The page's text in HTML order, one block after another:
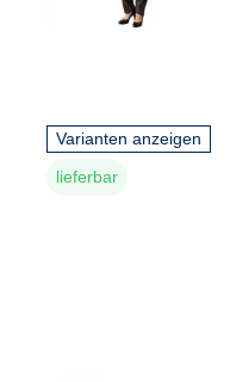
Varianten anzeigen
lieferbar